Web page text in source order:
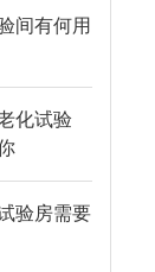
间有何用
化试验
验房需要